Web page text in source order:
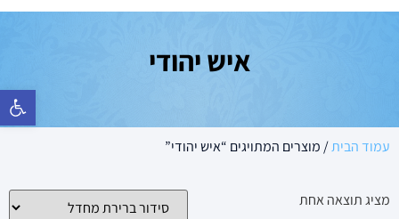
פתח סרגל
איש יהודי
עמוד הבית/ מוצרים המתויגים “איש יהודי”
מציג תוצאה אחת